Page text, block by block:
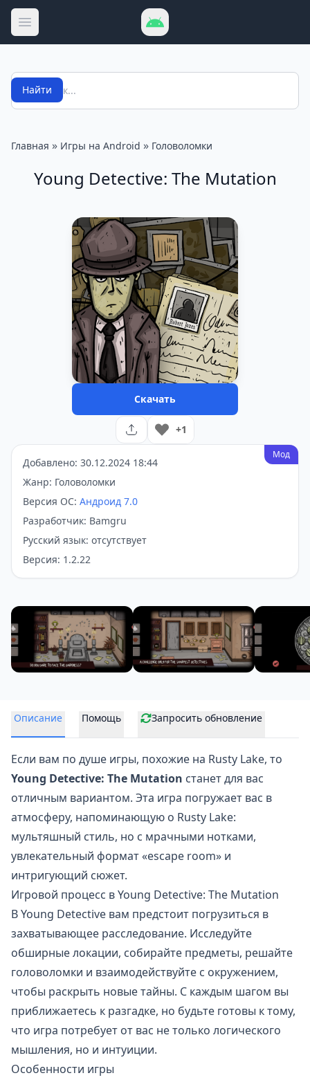
Открыть меню
Поиск
Найти
Главная » Игры на Android » Головоломки
Young Detective: The Mutation
Скачать
+1
Мод
Добавлено: 30.12.2024 18:44
Жанр: Головоломки
Версия ОС: Андроид 7.0
Разработчик: Bamgru
Русский язык: отсутствует
Версия: 1.2.22
Описание Помощь Запросить обновление
Если вам по душе игры, похожие на Rusty Lake, то
Young Detective: The Mutation станет для вас
отличным вариантом. Эта игра погружает вас в
атмосферу, напоминающую о Rusty Lake:
мультяшный стиль, но с мрачными нотками,
увлекательный формат «escape room» и
интригующий сюжет.
Игровой процесс в Young Detective: The Mutation
В Young Detective вам предстоит погрузиться в
захватывающее расследование. Исследуйте
обширные локации, собирайте предметы, решайте
головоломки и взаимодействуйте с окружением,
чтобы раскрыть новые тайны. С каждым шагом вы
приближаетесь к разгадке, но будьте готовы к тому,
что игра потребует от вас не только логического
мышления, но и интуиции.
Особенности игры